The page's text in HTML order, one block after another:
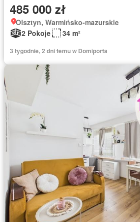
485 000 zł
Olsztyn, Warmińsko-mazurskie
2 Pokoje
34 m²
3 tygodnie, 2 dni temu w Domiporta